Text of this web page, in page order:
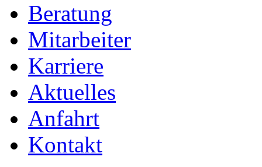
Beratung
Mitarbeiter
Karriere
Aktuelles
Anfahrt
Kontakt